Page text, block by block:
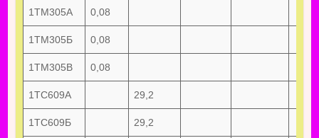
1ТМ305А 0,08
1ТМ305Б 0,08
1ТМ305В 0,08
1ТС609А 29,2
1ТС609Б 29,2